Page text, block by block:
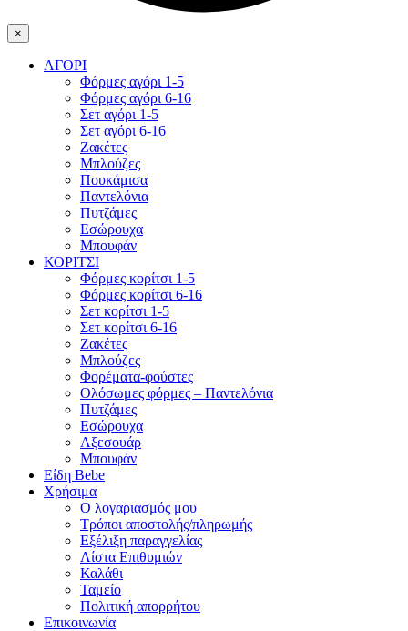
×
ΑΓΟΡΙ
Φόρμες αγόρι 1-5
Φόρμες αγόρι 6-16
Σετ αγόρι 1-5
Σετ αγόρι 6-16
Ζακέτες
Μπλούζες
Πουκάμισα
Παντελόνια
Πυτζάμες
Εσώρουχα
Μπουφάν
ΚΟΡΙΤΣΙ
Φόρμες κορίτσι 1-5
Φόρμες κορίτσι 6-16
Σετ κορίτσι 1-5
Σετ κορίτσι 6-16
Ζακέτες
Μπλούζες
Φορέματα-φούστες
Ολόσωμες φόρμες – Παντελόνια
Πυτζάμες
Εσώρουχα
Αξεσουάρ
Μπουφάν
Είδη Bebe
Χρήσιμα
Ο λογαριασμός μου
Τρόποι αποστολής/πληρωμής
Εξέλιξη παραγγελίας
Λίστα Επιθυμιών
Καλάθι
Ταμείο
Πολιτική απορρήτου
Επικοινωνία